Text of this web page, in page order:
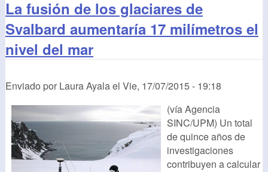
La fusión de los glaciares de
Svalbard aumentaría 17 milímetros el
nivel del mar
Enviado por Laura Ayalael Vie, 17/07/2015 - 19:18
(vía Agencia
SINC/UPM) Un total
de quince años de
investigaciones
contribuyen a calcular